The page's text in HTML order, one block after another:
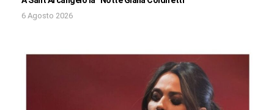
6 Agosto 2026